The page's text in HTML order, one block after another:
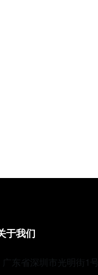
于我们
广东省深圳市光明街1号